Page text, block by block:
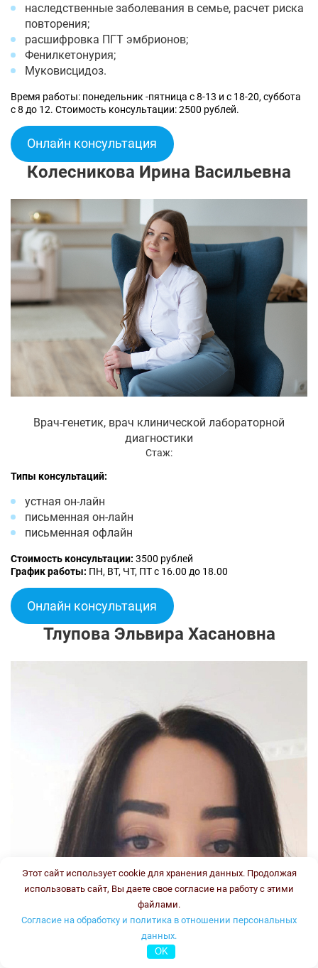
наследственные заболевания в семье, расчет риска
повторения;
расшифровка ПГТ эмбрионов;
Фенилкетонурия;
Муковисцидоз.
Время работы: понедельник -пятница с 8-13 и с 18-20, суббота
с 8 до 12. Стоимость консультации: 2500 рублей.
Онлайн консультация
Колесникова Ирина Васильевна
Врач-генетик, врач клинической лабораторной
диагностики
Стаж:
Типы консультаций:
устная он-лайн
письменная он-лайн
письменная офлайн
Стоимость консультации: 3500 рублей
График работы: ПН, ВТ, ЧТ, ПТ с 16.00 до 18.00
Онлайн консультация
Тлупова Эльвира Хасановна
Этот сайт использует cookie для хранения данных. Продолжая
использовать сайт, Вы даете свое согласие на работу с этими
файлами.
Согласие на обработку и политика в отношении персональных
данных.
OK